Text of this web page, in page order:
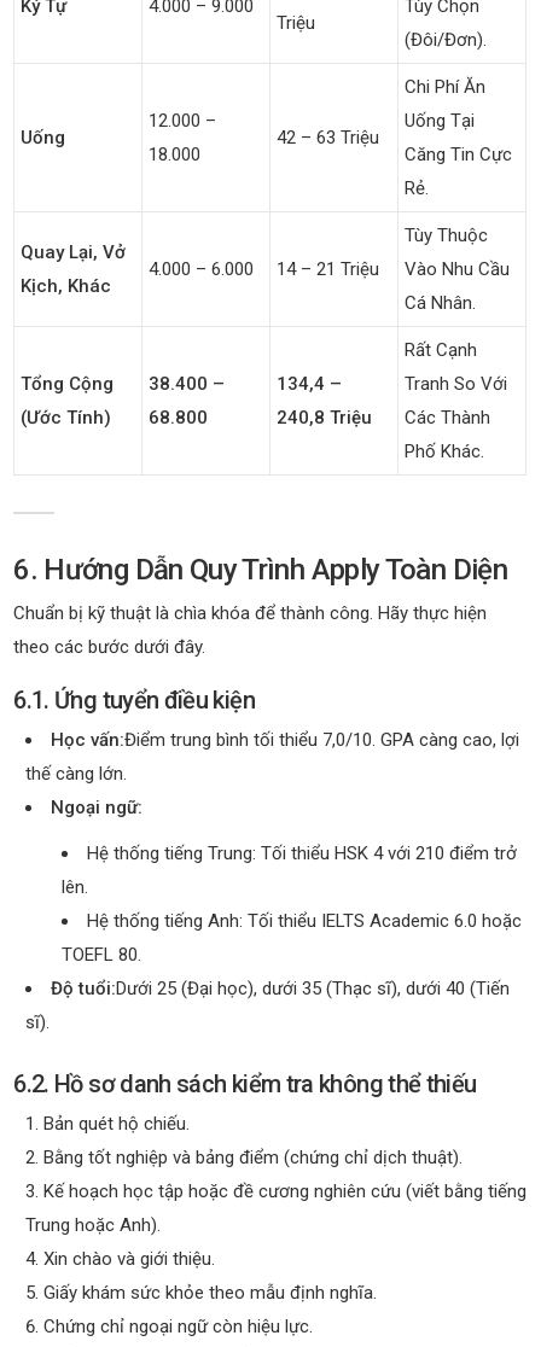
Ký Tự 4.000 – 9.000
Triệu
Tùy Chọn
(đôi/đơn).
Uống
12.000 –
18.000
42 – 63 Triệu
Chi Phí Ăn
Uống Tại
Căng Tin Cực
Rẻ.
Quay Lại, Vở
Kịch, Khác
4.000 – 6.000 14 – 21 Triệu
Tùy Thuộc
Vào Nhu Cầu
Cá Nhân.
Tổng Cộng
(ước Tính)
38.400 –
68.800
134,4 –
240,8 Triệu
Rất Cạnh
Tranh So Với
Các Thành
Phố Khác.
6. Hướng Dẫn Quy Trình Apply Toàn Diện
Chuẩn bị kỹ thuật là chìa khóa để thành công. Hãy thực hiện
theo các bước dưới đây.
6.1. Ứng tuyển điều kiện
Học vấn:Điểm trung bình tối thiểu 7,0/10. GPA càng cao, lợi
thế càng lớn.
Ngoại ngữ:
Hệ thống tiếng Trung: Tối thiểu HSK 4 với 210 điểm trở
lên.
Hệ thống tiếng Anh: Tối thiểu IELTS Academic 6.0 hoặc
TOEFL 80.
Độ tuổi:Dưới 25 (Đại học), dưới 35 (Thạc sĩ), dưới 40 (Tiến
sĩ).
6.2. Hồ sơ danh sách kiểm tra không thể thiếu
Bản quét hộ chiếu.
Bằng tốt nghiệp và bảng điểm (chứng chỉ dịch thuật).
Kế hoạch học tập hoặc đề cương nghiên cứu (viết bằng tiếng
Trung hoặc Anh).
Xin chào và giới thiệu.
Giấy khám sức khỏe theo mẫu định nghĩa.
Chứng chỉ ngoại ngữ còn hiệu lực.